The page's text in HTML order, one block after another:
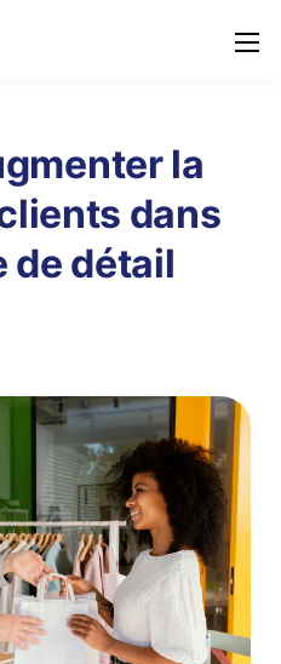
la
dans
de détail